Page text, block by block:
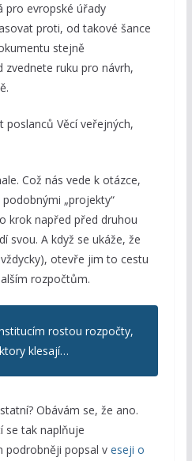
pro evropské úřady
proti, od takové šance
stejně
zvednete ruku pro návrh,
poslanců Věcí veřejných,
Což nás vede k otázce,
„projekty“
krok napřed před druhou
svou. A když se ukáže, že
otevře jim to cestu
rozpočtům.
rostou rozpočty,
klesají…
Obávám se, že ano.
se tak naplňuje
podrobněji popsal v eseji o